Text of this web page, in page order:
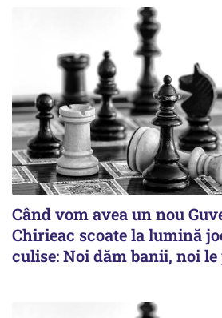
Când vom avea un nou
Chirieac scoate la lumină
culise: Noi dăm banii, noi